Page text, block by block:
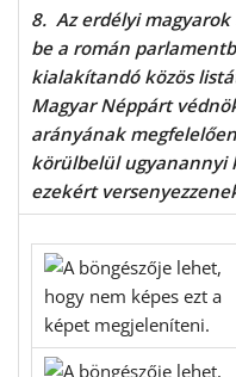
8. Az erdélyi
be a román
kialakítandó közös
Magyar Néppárt
arányának
körülbelül ugyanannyi
ezekért